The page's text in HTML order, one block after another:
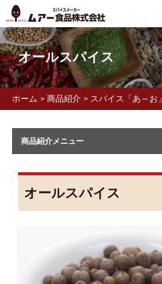
オールスパイス
ホーム > 商品紹介 > スパイス「あ～お」
商品紹介メニュー
オールスパイス